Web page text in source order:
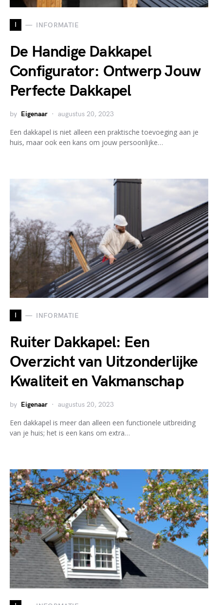
I INFORMATIE
De Handige Dakkapel
Configurator: Ontwerp Jouw
Perfecte Dakkapel
by Eigenaar augustus 20, 2023
Een dakkapel is niet alleen een praktische toevoeging aan je
huis, maar ook een kans om jouw persoonlijke…
I INFORMATIE
Ruiter Dakkapel: Een
Overzicht van Uitzonderlijke
Kwaliteit en Vakmanschap
by Eigenaar augustus 20, 2023
Een dakkapel is meer dan alleen een functionele uitbreiding
van je huis; het is een kans om extra…